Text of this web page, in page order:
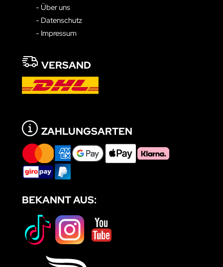
- Über uns
- Datenschutz
- Impressum
VERSAND
ZAHLUNGSARTEN
BEKANNT AUS: